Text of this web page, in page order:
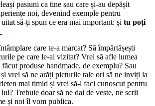
pasiuni ca tine sau care și-au depășit
noi, devenind exemple pentru
să-ți spun ce era mai important: și tu poți
care te-a marcat? Să împărtășești
pe care le-ai vizitat? Vrei să afle lumea
produse handmade, de exemplu? Sau
vrei să ne arăți picturile tale ori să ne inviți la
mai timid și vrei să-l faci cunoscut pentru
Trebuie doar să ne dai de veste, ne scrii
și noi îl vom publica.